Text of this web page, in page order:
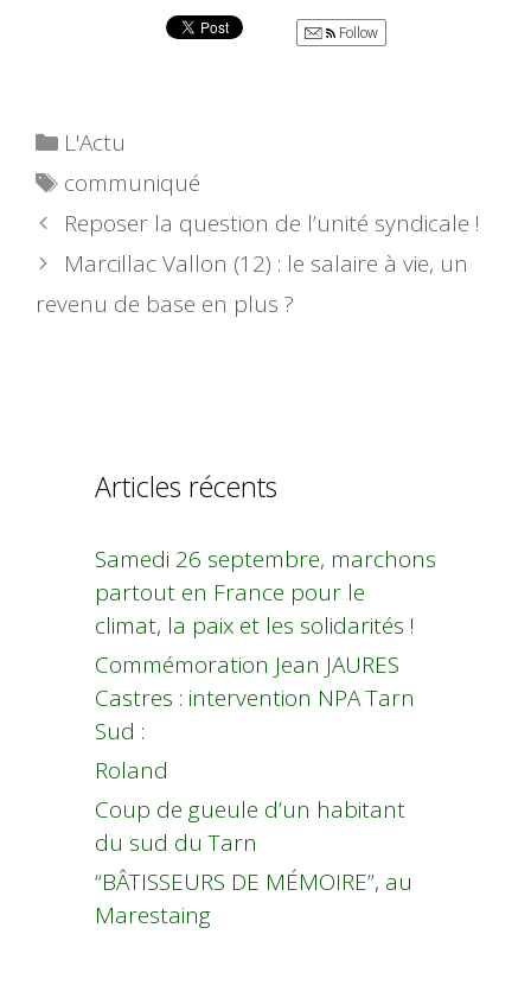
Follow
Catégories
L'Actu
Étiquettes
communiqué
Reposer la question de l’unité syndicale !
Marcillac Vallon (12) : le salaire à vie, un
revenu de base en plus ?
Articles récents
Samedi 26 septembre, marchons
partout en France pour le
climat, la paix et les solidarités !
Commémoration Jean JAURES
Castres : intervention NPA Tarn
Sud :
Roland
Coup de gueule d’un habitant
du sud du Tarn
“BÂTISSEURS DE MÉMOIRE”, au
Marestaing